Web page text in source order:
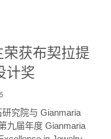
荣获布契拉提
计奖
究院与 Gianmaria
九届年度 Gianmaria